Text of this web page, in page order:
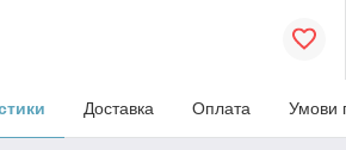
Доставка Оплата Умови